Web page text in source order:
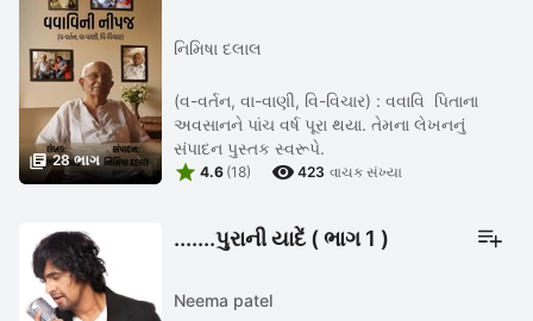
 28 ભાગ
નિમિષા દલાલ
(વ-વર્તન, વા-વાણી, વિ-વિચાર) : વવાવિ પિતાના
અવસાનને પાંચ વર્ષ પૂરા થયા. તેમના લેખનનું
સંપાદન પુસ્તક સ્વરૂપે.
 4.6 (18)  423 વાચક સંખ્યા
.......પુરાની યાદેં ( ભાગ 1 )
Neema patel